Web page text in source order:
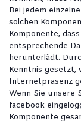
Bei jedem
solchen
Komponente,
entsprechende
herunterlädt.
Kenntnis gesetzt,
Internetpräsenz
Wenn Sie unsere
facebook
Komponente